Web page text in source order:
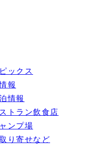
ックス
報
情報
トラン飲食店
ンプ場
り寄せなど